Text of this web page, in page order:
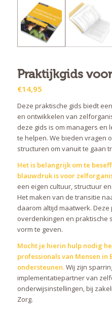
Praktijkgids
€14,95
Deze praktische gids biedt
en ontwikkelen van
deze gids is om managers en
te helpen. We bieden vragen
structuren om vanuit te gaan
Het is belangrijk om te
blauwdruk is voor
een eigen cultuur, structuur
Het maken van de transitie
daarom altijd maatwerk.
overdenkingen en praktische
vorm te geven.
Mocht je hierin hulp nodig
professionals van Mensen in
ondersteunen.Wij zijn
implementatiepartner van
onderwijsinstellingen, bij
Zorg.